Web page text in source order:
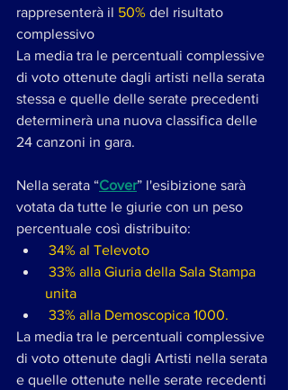
rappresenterà il 50% del risultato
complessivo
La media tra le percentuali complessive
di voto ottenute dagli artisti nella serata
stessa e quelle delle serate precedenti
determinerà una nuova classifica delle
24 canzoni in gara.
Nella serata “Cover” l'esibizione sarà
votata da tutte le giurie con un peso
percentuale così distribuito:
34% al Televoto
unita
33% alla Demoscopica 1000.
La media tra le percentuali complessive
di voto ottenute dagli Artisti nella serata
e quelle ottenute nelle serate recedenti